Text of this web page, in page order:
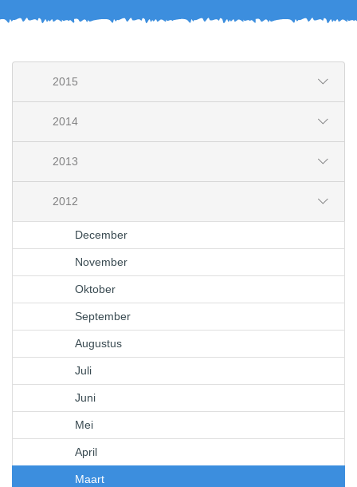
2015
2014
2013
2012
December
November
Oktober
September
Augustus
Juli
Juni
Mei
April
Maart